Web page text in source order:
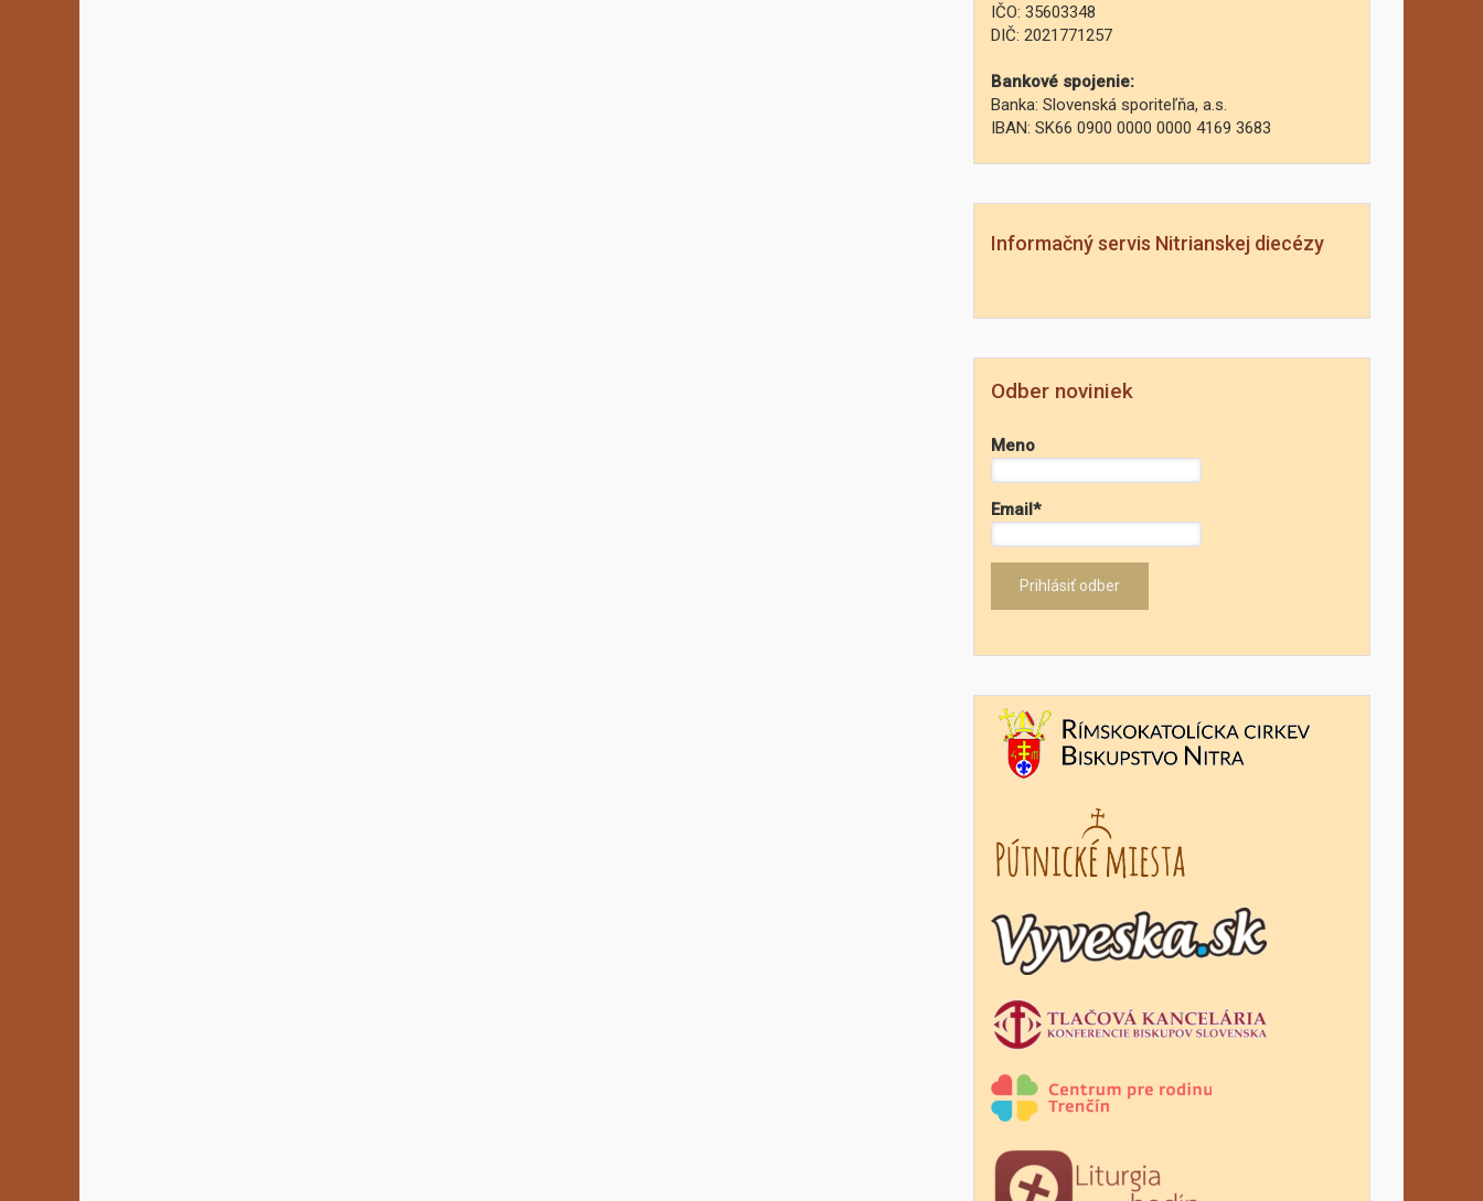
IČO: 35603348
DIČ: 2021771257
Bankové spojenie:
Banka: Slovenská sporiteľňa, a.s.
IBAN: SK66 0900 0000 0000 4169 3683
Informačný servis Nitrianskej diecézy
Odber noviniek
Meno
Email*